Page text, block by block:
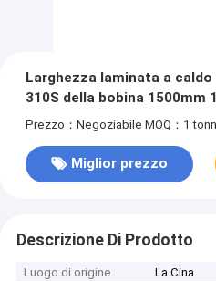
Larghezza laminata a
310S della bobina 1500mm
inossidabile
Prezzo：Negoziabile MOQ：1
Miglior prezzo
Descrizione Di Prodotto
Luogo di origine
La Cina